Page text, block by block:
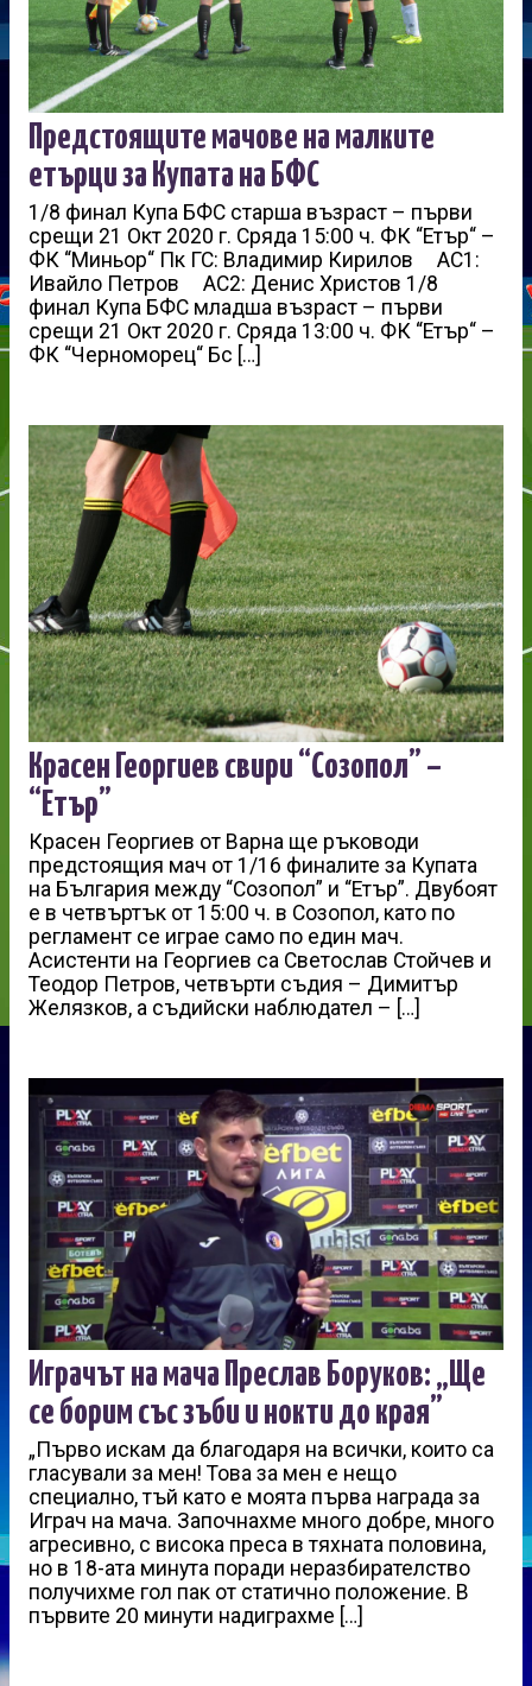
Предстоящите мачове на малките
етърци за Купата на БФС
1/8 финал Купа БФС старша възраст – първи
срещи 21 Окт 2020 г. Сряда 15:00 ч. ФК “Етър“ –
ФК “Миньор“ Пк ГС: Владимир Кирилов АС1:
Ивайло Петров АС2: Денис Христов 1/8
финал Купа БФС младша възраст – първи
срещи 21 Окт 2020 г. Сряда 13:00 ч. ФК “Етър“ –
ФК “Черноморец“ Бс […]
Красен Георгиев свири “Созопол” –
“Етър”
Красен Георгиев от Варна ще ръководи
предстоящия мач от 1/16 финалите за Купата
на България между “Созопол” и “Етър”. Двубоят
е в четвъртък от 15:00 ч. в Созопол, като по
регламент се играе само по един мач.
Асистенти на Георгиев са Светослав Стойчев и
Теодор Петров, четвърти съдия – Димитър
Желязков, а съдийски наблюдател – […]
Играчът на мача Преслав Боруков: „Ще
се борим със зъби и нокти до края”
„Първо искам да благодаря на всички, които са
гласували за мен! Това за мен е нещо
специално, тъй като е моята първа награда за
Играч на мача. Започнахме много добре, много
агресивно, с висока преса в тяхната половина,
но в 18-ата минута поради неразбирателство
получихме гол пак от статично положение. В
първите 20 минути надиграхме […]